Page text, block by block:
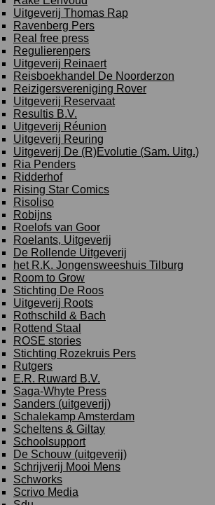
Uitgeverij Thomas Rap
Ravenberg Pers
Real free press
Regulierenpers
Uitgeverij Reinaert
Reisboekhandel De Noorderzon
Reizigersvereniging Rover
Uitgeverij Reservaat
Resultis B.V.
Uitgeverij Réunion
Uitgeverij Reuring
Uitgeverij De (R)Evolutie (Sam. Uitg.)
Ria Penders
Ridderhof
Rising Star Comics
Risoliso
Robijns
Roelofs van Goor
Roelants, Uitgeverij
De Rollende Uitgeverij
het R.K. Jongensweeshuis Tilburg
Room to Grow
Stichting De Roos
Uitgeverij Roots
Rothschild & Bach
Rottend Staal
ROSE stories
Stichting Rozekruis Pers
Rutgers
E.R. Ruward B.V.
Saga-Whyte Press
Sanders (uitgeverij)
Schalekamp Amsterdam
Scheltens & Giltay
Schoolsupport
De Schouw (uitgeverij)
Schrijverij Mooi Mens
Schworks
Scrivo Media